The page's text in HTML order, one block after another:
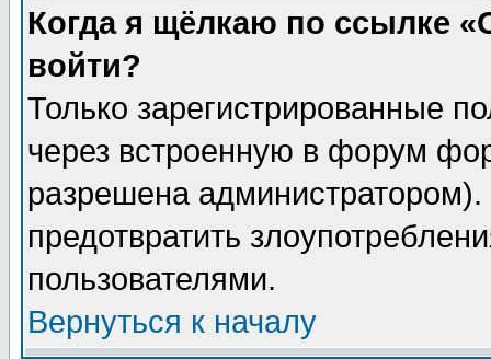
Когда я щёлкаю по ссылке
войти?
Только зарегистрированные
через встроенную в форум
разрешена
предотвратить
пользователями.
Вернуться к началу